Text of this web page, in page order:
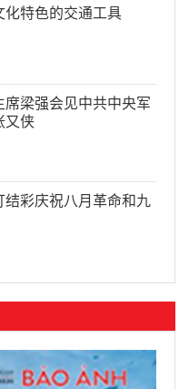
化特色的交通工具
梁强会见中共中央军
又侠
结彩庆祝八月革命和九